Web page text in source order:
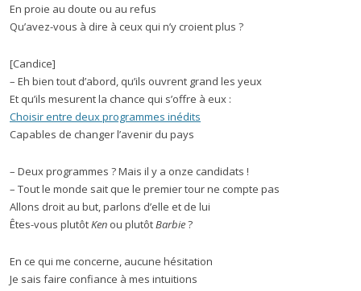
En proie au doute ou au refus
Qu’avez-vous à dire à ceux qui n’y croient plus ?
[Candice]
– Eh bien tout d’abord, qu’ils ouvrent grand les yeux
Et qu’ils mesurent la chance qui s’offre à eux :
Choisir entre deux programmes inédits
Capables de changer l’avenir du pays
– Deux programmes ? Mais il y a onze candidats !
– Tout le monde sait que le premier tour ne compte pas
Allons droit au but, parlons d’elle et de lui
Êtes-vous plutôtKen ou plutôtBarbie?
En ce qui me concerne, aucune hésitation
Je sais faire confiance à mes intuitions